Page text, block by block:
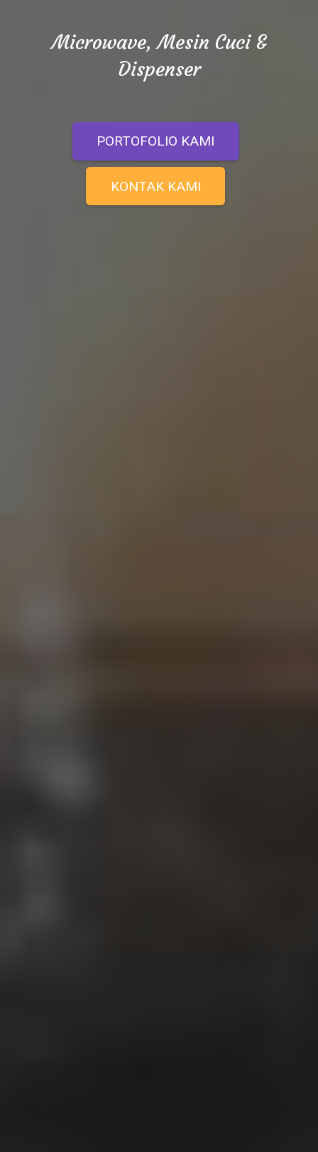
Microwave, Mesin Cuci &
Dispenser
PORTOFOLIO KAMI
KONTAK KAMI